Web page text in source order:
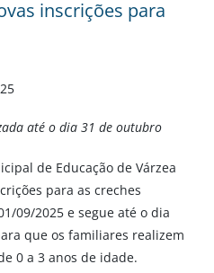
inscrições para
até o dia 31 de outubro
de Educação de Várzea
para as creches
09/2025 e segue até o dia
que os familiares realizem
0 a 3 anos de idade.